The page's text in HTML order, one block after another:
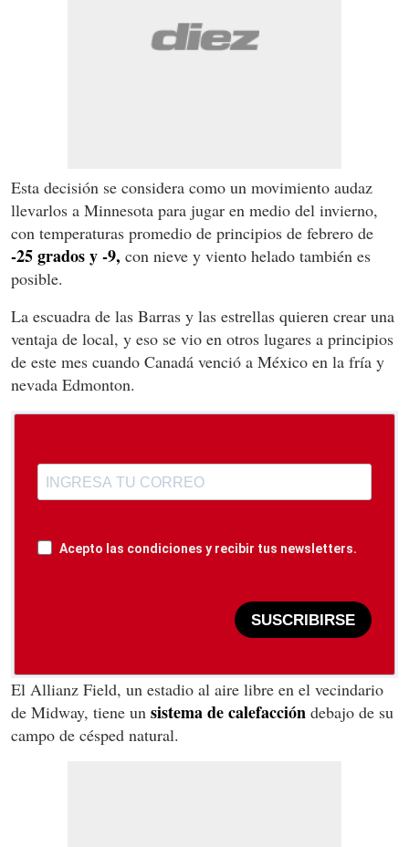
Esta decisión se considera como un movimiento audaz
llevarlos a Minnesota para jugar en medio del invierno,
con temperaturas promedio de principios de febrero de
-25 grados y -9, con nieve y viento helado también es
posible.
La escuadra de las Barras y las estrellas quieren crear una
ventaja de local, y eso se vio en otros lugares a principios
de este mes cuando Canadá venció a México en la fría y
nevada Edmonton.
Acepto las condiciones y recibir tus newsletters.
SUSCRIBIRSE
El Allianz Field, un estadio al aire libre en el vecindario
de Midway, tiene un sistema de calefacción debajo de su
campo de césped natural.